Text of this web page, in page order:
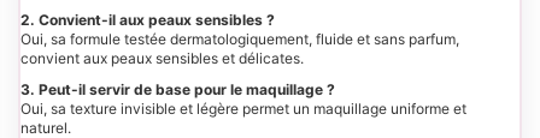
2. Convient-il aux peaux sensibles ?
Oui, sa formule testée dermatologiquement, fluide et sans parfum,
convient aux peaux sensibles et délicates.
3. Peut-il servir de base pour le maquillage ?
Oui, sa texture invisible et légère permet un maquillage uniforme et
naturel.